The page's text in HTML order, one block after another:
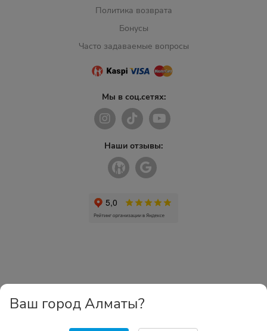
Политика возврата
Бонусы
Часто задаваемые вопросы
Мы в соц.сетях:
Наши отзывы:
Ваш город Алматы?